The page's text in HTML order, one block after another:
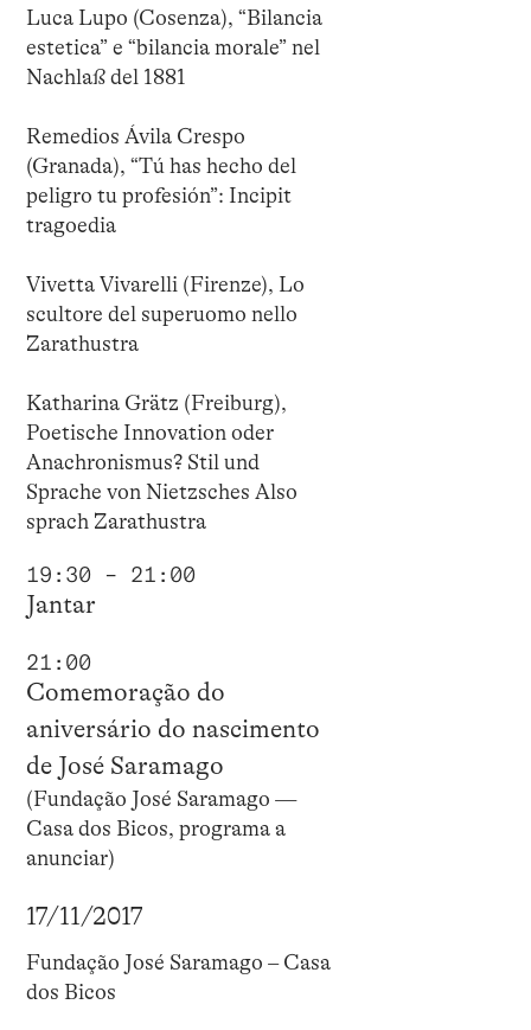
Luca Lupo (Cosenza), “Bilancia
estetica” e “bilancia morale” nel
Nachlaß del 1881
Remedios Ávila Crespo
(Granada), “Tú has hecho del
peligro tu profesión”: Incipit
tragoedia
Vivetta Vivarelli (Firenze), Lo
scultore del superuomo nello
Zarathustra
Katharina Grätz (Freiburg),
Poetische Innovation oder
Anachronismus? Stil und
Sprache von Nietzsches Also
sprach Zarathustra
19:30 – 21:00
Jantar
21:00
Comemoração do
aniversário do nascimento
de José Saramago
(Fundação José Saramago —
Casa dos Bicos, programa a
anunciar)
17/11/2017
Fundação José Saramago – Casa
dos Bicos